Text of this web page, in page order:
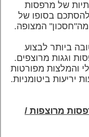
של מרפסות
להסתכם בסופו של
המצופה.
ביותר לבצוע
וגגות מרוצפים.
והמלצות מפורטות
יריעות ביטומניות.
מרוצפות /